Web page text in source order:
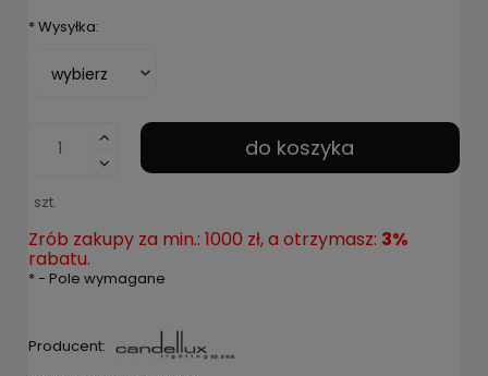
*Wysyłka:
szt.
do koszyka
Zrób zakupy za min.: 1000 zł, a otrzymasz: 3%
rabatu.
*- Pole wymagane
Producent: